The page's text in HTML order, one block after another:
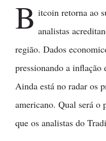
B itcoin retorna ao
analistas
região. Dados
pressionando a inflação
Ainda está no radar os
americano. Qual será
que os analistas do